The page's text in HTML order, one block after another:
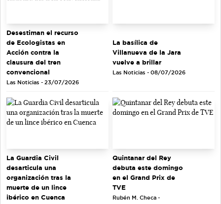
Desestiman el recurso
de Ecologistas en
Acción contra la
clausura del tren
convencional
Las Noticias - 23/07/2026
La basílica de
Villanueva de la Jara
vuelve a brillar
Las Noticias - 08/07/2026
La Guardia Civil
desarticula una
organización tras la
muerte de un lince
ibérico en Cuenca
Quintanar del Rey
debuta este domingo
en el Grand Prix de
TVE
Rubén M. Checa -